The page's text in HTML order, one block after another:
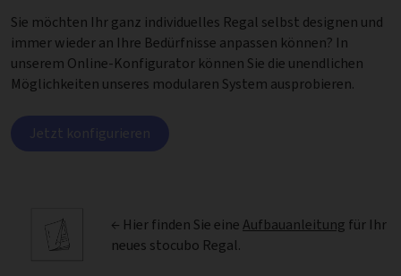
Sie möchten Ihr ganz individuelles Regal selbst designen und
immer wieder an Ihre Bedürfnisse anpassen können? In
unserem Online-Konfigurator können Sie die unendlichen
Möglichkeiten unseres modularen System ausprobieren.
Jetzt konfigurieren
← Hier finden Sie eineAufbauanleitung für Ihr
neues stocubo Regal.